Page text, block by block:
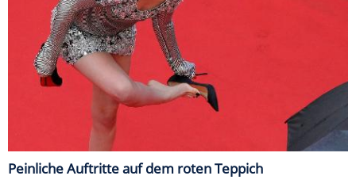
Peinliche Auftritte auf dem roten Teppich